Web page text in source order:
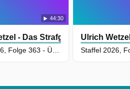
44:30
- Das StrafgerichtUlrich